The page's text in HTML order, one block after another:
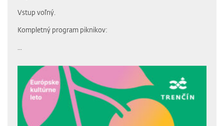
Vstup voľný.
Kompletný program piknikov: